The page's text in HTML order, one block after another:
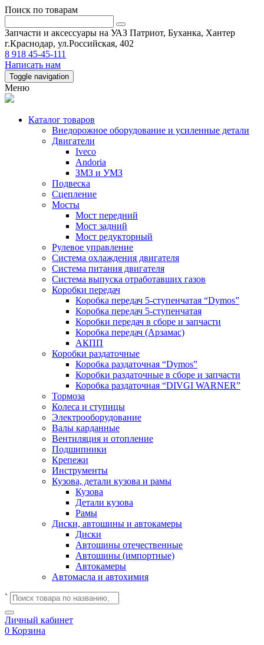
Поиск по товарам
Запчасти и аксессуары на УАЗ Патриот, Буханка, Хантер
г.Краснодар, ул.Российская, 402
8 918 45-45-111
Написать нам
Toggle navigation
Меню
Каталог товаров
Внедорожное оборудование и усиленные детали
Двигатели
Iveco
Andoria
ЗМЗ и УМЗ
Подвеска
Сцепление
Мосты
Мост передний
Мост задний
Мост редукторный
Рулевое управление
Система охлаждения двигателя
Система питания двигателя
Система выпуска отработавших газов
Коробки передач
Коробка передач 5-ступенчатая “Dymos”
Коробка передач 5-ступенчатая
Коробки передач в сборе и запчасти
Коробка передач (Арзамас)
АКПП
Коробки раздаточные
Коробка раздаточная “Dymos”
Коробки раздаточные в сборе и запчасти
Коробка раздаточная “DIVGI WARNER”
Тормоза
Колеса и ступицы
Электрооборудование
Валы карданные
Вентиляция и отопление
Подшипники
Крепежи
Инструменты
Кузова, детали кузова и рамы
Кузова
Детали кузова
Рамы
Диски, автошины и автокамеры
Диски
Автошины отечественные
Автошины (импортные)
Автокамеры
Автомасла и автохимия
`
Личный кабинет
0 Корзина